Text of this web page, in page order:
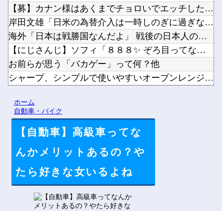
【募】カナン様はあくまでチョロいでエッチしたいキャラ【画像】...
岸田文雄「日米の為替介入は一時しのぎに過ぎない。私なら円を強...
海外「日本は戦勝国なんだよ」 戦後の日本人の特別な生き様に各...
【にじさんじ】ソフィ「８８８✨ ぞろ目ってなんか嬉しくなるよ...
お前らが思う「バカゲー」って何？他
シャープ、シンプルで使いやすいオーブンレンジ「RE-WF18...
ワイ同じスマホ11年使ってるんやけど他
Powered by livedoor 相互RSS
ホーム
自動車・バイク
【自動車】高級車ってな
んかメリットあるの？や
たら好きな女いるよね